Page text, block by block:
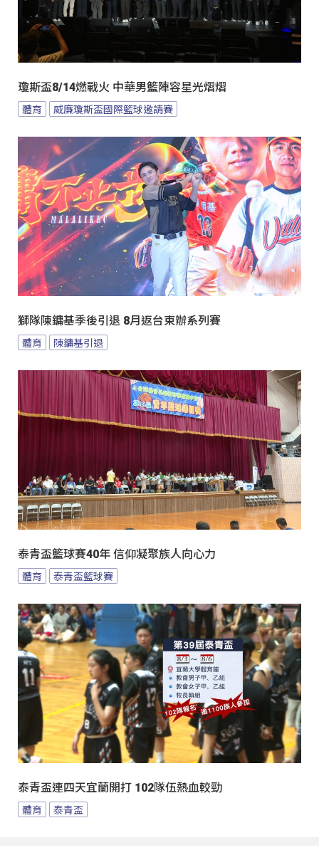
瓊斯盃8/14燃戰火 中華男籃陣容星光熠熠
體育 威廉瓊斯盃國際籃球邀請賽
獅隊陳鏞基季後引退 8月返台東辦系列賽
體育 陳鏞基引退
泰青盃籃球賽40年 信仰凝聚族人向心力
體育 泰青盃籃球賽
泰青盃連四天宜蘭開打 102隊伍熱血較勁
體育 泰青盃